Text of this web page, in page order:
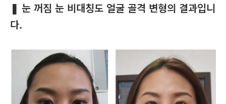
❚ 눈 꺼짐 눈 비대칭도 얼굴 골격 변형의 결과입니
다.